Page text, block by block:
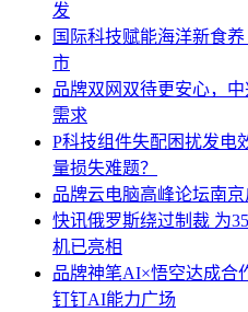
发
国际科技赋能海洋新食
市
品牌双网双待更安心，
需求
P科技组件失配困扰发电
量损失难题？
品牌云电脑高峰论坛南
快讯俄罗斯绕过制裁 为
机已亮相
品牌神笔AI×悟空达成合
钉钉AI能力广场